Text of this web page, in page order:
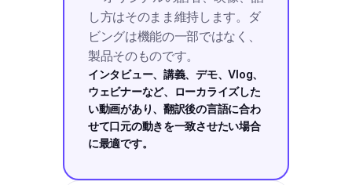
し方はそのまま維持します。ダ
ビングは機能の一部ではなく、
製品そのものです。
インタビュー、講義、デモ、Vlog、
ウェビナーなど、ローカライズした
い動画があり、翻訳後の言語に合わ
せて口元の動きを一致させたい場合
に最適です。